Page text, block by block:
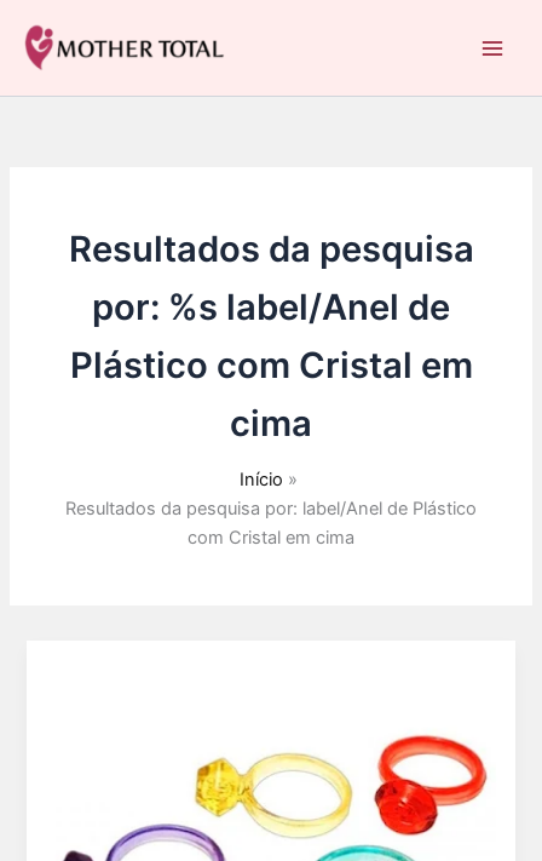
para
conteúdo
Resultados da pesquisa
por: %s label/Anel de
Plástico com Cristal em
cima
Início
Resultados da pesquisa por: label/Anel de Plástico
com Cristal em cima